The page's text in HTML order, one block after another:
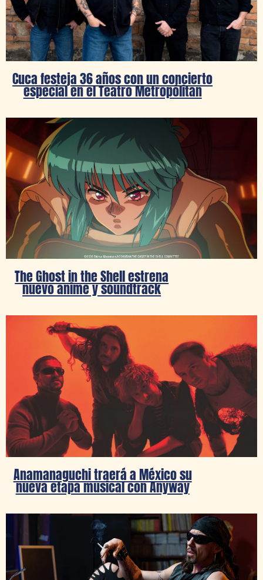
Cuca festeja 36 años con un concierto
especial en el Teatro Metropólitan
The Ghost in the Shell estrena
nuevo anime y soundtrack
Anamanaguchi traerá a México su
nueva etapa musical con Anyway